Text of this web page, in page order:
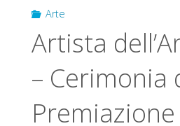
Arte
Artista
– Cerimonia
Premiazione